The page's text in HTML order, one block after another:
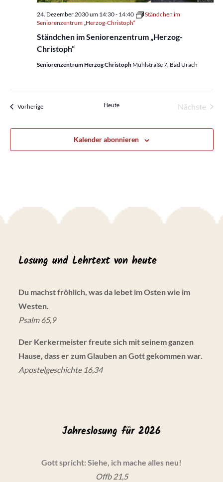
Ständchen im Seniorenzentrum „Herzog-
Christoph“
24. Dezember 2030 um 14:30- 14:40
Ständchen im
Seniorenzentrum „Herzog-Christoph“
Seniorenzentrum Herzog Christoph Mühlstraße 7, Bad Urach
VorherigeVeranstaltungen Heute
Nächste
Kalender abonnieren
Losung und Lehrtext von heute
Du machst fröhlich, was da lebet im Osten wie im
Westen.
Psalm 65,9
Der Kerkermeister freute sich mit seinem ganzen
Hause, dass er zum Glauben an Gott gekommen war.
Apostelgeschichte 16,34
Jahreslosung für 2026
Gott spricht: Siehe, ich mache alles neu!
Offb 21,5